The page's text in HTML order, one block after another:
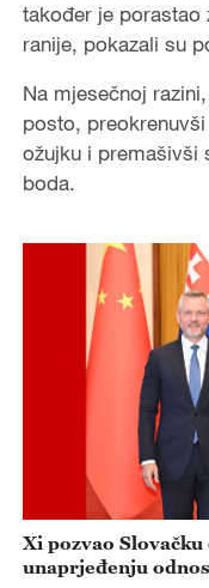
također je porastao
ranije, pokazali su
Na mjesečnoj
posto,
ožujku i premašivši
boda.
Xi pozvao
unaprjeđenju